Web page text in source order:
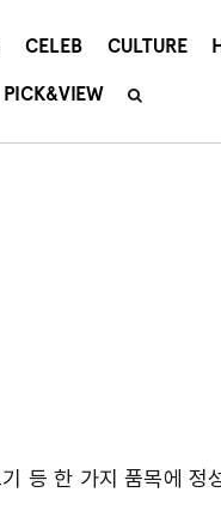
CELEB CULTURE
PICK&VIEW
등 한 가지 품목에 정